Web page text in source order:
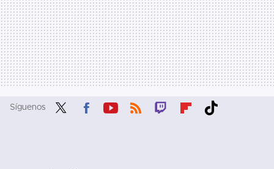
Síguenos